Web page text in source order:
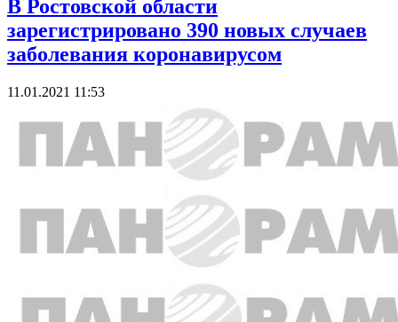
В Ростовской области
зарегистрировано 390 новых случаев
заболевания коронавирусом
11.01.2021 11:53